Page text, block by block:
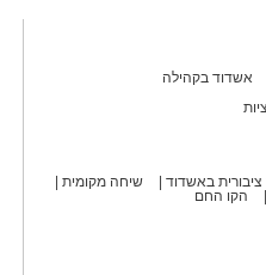
אשדוד בקהילה
באשדוד
שיחה מקומית
הקו החם